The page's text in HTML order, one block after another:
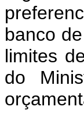
banco
limites
do